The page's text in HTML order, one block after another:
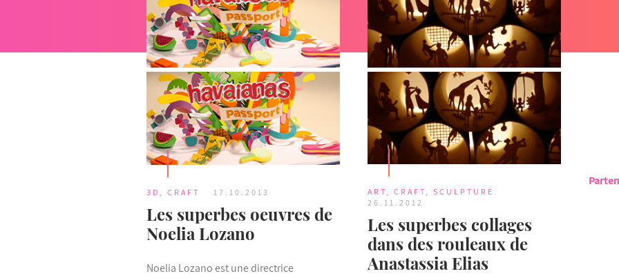
3D CRAFT 17.10.2013
Les superbes oeuvres de
Noelia Lozano
Noelia Lozano est une directrice
ART CRAFT
SCULPTURE
26.11.2012
Les superbes collages
dans des rouleaux de
Anastassia Elias